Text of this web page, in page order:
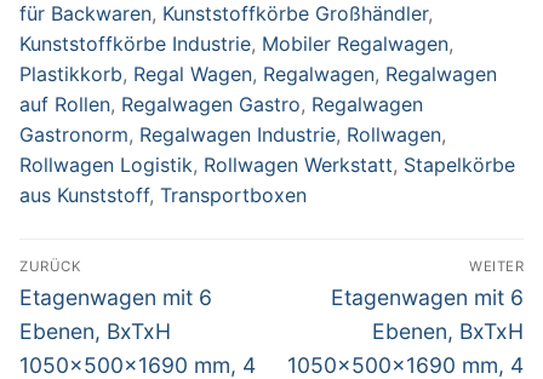
für Backwaren, Kunststoffkörbe Großhändler,
Kunststoffkörbe Industrie, Mobiler Regalwagen,
Plastikkorb, Regal Wagen, Regalwagen, Regalwagen
auf Rollen, Regalwagen Gastro, Regalwagen
Gastronorm, Regalwagen Industrie, Rollwagen,
Rollwagen Logistik, Rollwagen Werkstatt, Stapelkörbe
aus Kunststoff, Transportboxen
Beitragsnavigation
ZURÜCK
Vorheriger
Beitrag:
Etagenwagen mit 6
Ebenen, BxTxH
1050x500x1690 mm, 4
WEITER
Nächster
Beitrag:
Etagenwagen mit 6
Ebenen, BxTxH
1050x500x1690 mm, 4